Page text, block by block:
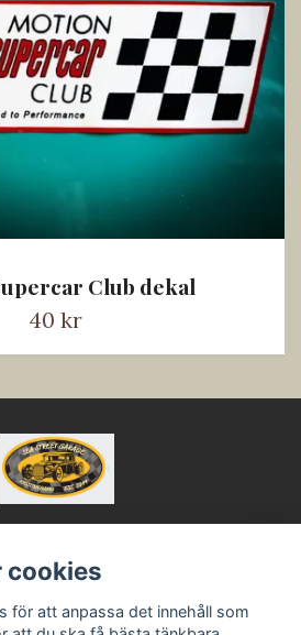
Club dekal
40 kr
Kontakt
Köpvillkor
cookies
för att anpassa det innehåll som